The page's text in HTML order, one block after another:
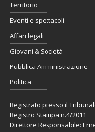
Territorio
Eventi e spettacoli
Affari legali
Giovani & Società
Pubblica Amministrazione
Politica
Registrato presso il
Registro Stampa n.4/2011
Direttore Responsabile: